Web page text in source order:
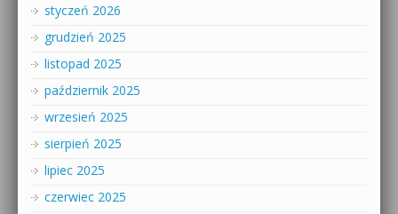
styczeń 2026
grudzień 2025
listopad 2025
październik 2025
wrzesień 2025
sierpień 2025
lipiec 2025
czerwiec 2025